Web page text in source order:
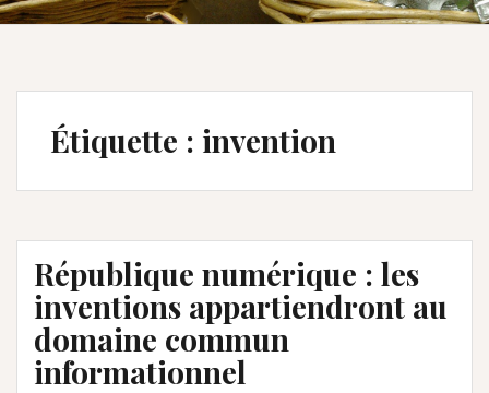
Étiquette : invention
République numérique : les
inventions appartiendront au
domaine commun
informationnel